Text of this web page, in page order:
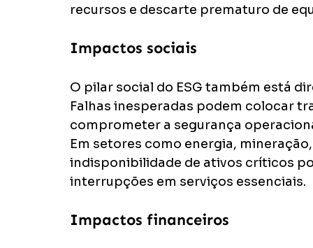
recursos e descarte prematuro de
Impactos sociais
O pilar social do ESG também está
Falhas inesperadas podem colocar
comprometer a segurança
Em setores como energia,
indisponibilidade de ativos críticos
interrupções em serviços essenciais.
Impactos financeiros